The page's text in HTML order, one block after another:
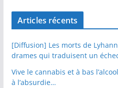
Articles récents
[Diffusion] Les morts de
drames qui traduisent un
Vive le cannabis et à bas
à l’absurdie…